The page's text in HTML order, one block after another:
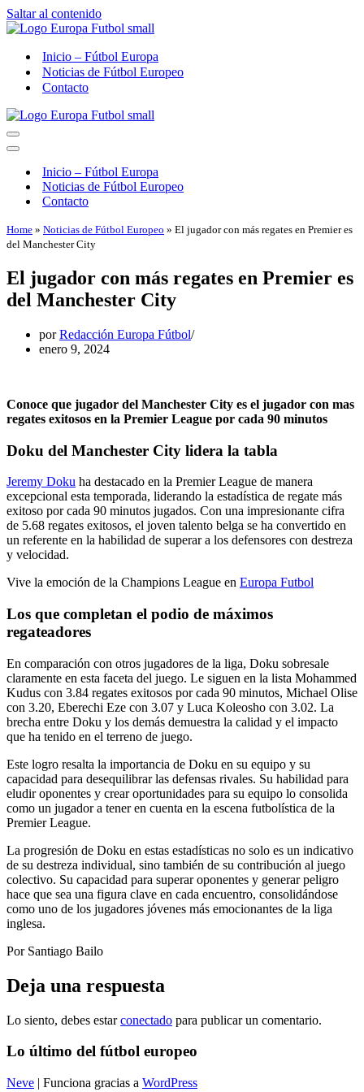
Saltar al contenido
Inicio – Fútbol Europa
Noticias de Fútbol Europeo
Contacto
Menú
de
Menú
navegaciónInicio – Fútbol Europa
Noticias de Fútbol Europeo
Contacto
Home » Noticias de Fútbol Europeo » El jugador con más regates en Premier es
del Manchester City
El jugador con más regates en Premier es
del Manchester City
porRedacción Europa Fútbol
enero 9, 2024
Conoce que jugador del Manchester City es el jugador con mas
regates exitosos en la Premier League por cada 90 minutos
Doku del Manchester City lidera la tabla
Jeremy Doku ha destacado en la Premier League de manera
excepcional esta temporada, liderando la estadística de regate más
exitoso por cada 90 minutos jugados. Con una impresionante cifra
de 5.68 regates exitosos, el joven talento belga se ha convertido en
un referente en la habilidad de superar a los defensores con destreza
y velocidad.
Vive la emoción de la Champions League en Europa Futbol
Los que completan el podio de máximos
regateadores
En comparación con otros jugadores de la liga, Doku sobresale
claramente en esta faceta del juego. Le siguen en la lista Mohammed
Kudus con 3.84 regates exitosos por cada 90 minutos, Michael Olise
con 3.20, Eberechi Eze con 3.07 y Luca Koleosho con 3.02. La
brecha entre Doku y los demás demuestra la calidad y el impacto
que ha tenido en el terreno de juego.
Este logro resalta la importancia de Doku en su equipo y su
capacidad para desequilibrar las defensas rivales. Su habilidad para
eludir oponentes y crear oportunidades para su equipo lo consolida
como un jugador a tener en cuenta en la escena futbolística de la
Premier League.
La progresión de Doku en estas estadísticas no solo es un indicativo
de su destreza individual, sino también de su contribución al juego
colectivo. Su capacidad para superar oponentes y generar peligro
hace que sea una figura clave en cada encuentro, consolidándose
como uno de los jugadores jóvenes más emocionantes de la liga
inglesa.
Por Santiago Bailo
Deja una respuesta
Lo siento, debes estarconectado para publicar un comentario.
Lo último del fútbol europeo
Neve | Funciona gracias a WordPress